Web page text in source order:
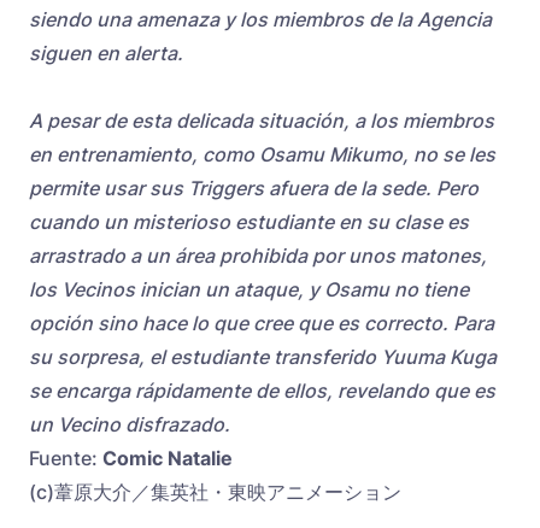
siendo una amenaza y los miembros de la Agencia
siguen en alerta.
A pesar de esta delicada situación, a los miembros
en entrenamiento, como Osamu Mikumo, no se les
permite usar sus Triggers afuera de la sede. Pero
cuando un misterioso estudiante en su clase es
arrastrado a un área prohibida por unos matones,
los Vecinos inician un ataque, y Osamu no tiene
opción sino hace lo que cree que es correcto. Para
su sorpresa, el estudiante transferido Yuuma Kuga
se encarga rápidamente de ellos, revelando que es
un Vecino disfrazado.
Fuente: Comic Natalie
(c)葦原大介／集英社・東映アニメーション